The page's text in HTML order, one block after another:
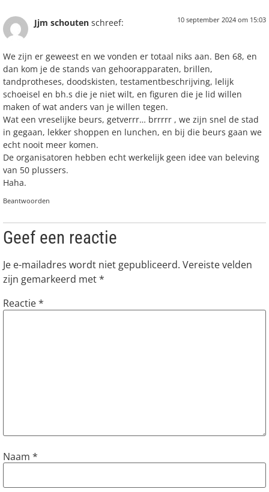
Jjm schouten schreef: 10 september 2024 om 15:03
We zijn er geweest en we vonden er totaal niks aan. Ben 68, en
dan kom je de stands van gehoorapparaten, brillen,
tandprotheses, doodskisten, testamentbeschrijving, lelijk
schoeisel en bh.s die je niet wilt, en figuren die je lid willen
maken of wat anders van je willen tegen.
Wat een vreselijke beurs, getverrr… brrrrr , we zijn snel de stad
in gegaan, lekker shoppen en lunchen, en bij die beurs gaan we
echt nooit meer komen.
De organisatoren hebben echt werkelijk geen idee van beleving
van 50 plussers.
Haha.
Beantwoorden
Geef een reactie
Je e-mailadres wordt niet gepubliceerd. Vereiste velden
zijn gemarkeerd met*
Reactie*
Naam *